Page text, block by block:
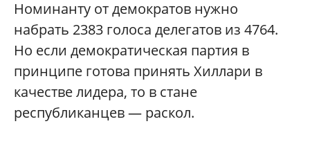
Номинанту от демократов нужно
набрать 2383 голоса делегатов из 4764.
Но если демократическая партия в
принципе готова принять Хиллари в
качестве лидера, то в стане
республиканцев — раскол.